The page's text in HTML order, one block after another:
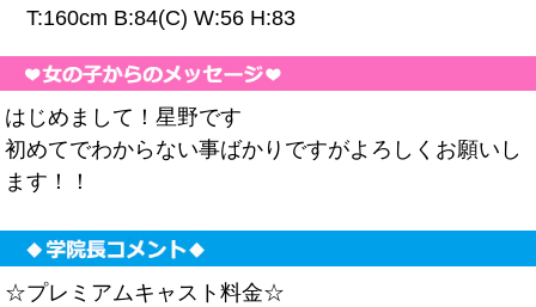
T:160cm B:84(C) W:56 H:83
はじめまして！星野です
初めてでわからない事ばかりですがよろしくお願いし
ます！！
☆プレミアムキャスト料金☆